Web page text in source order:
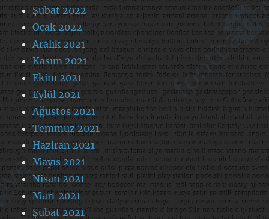
Şubat 2022
Ocak 2022
Aralık 2021
Kasım 2021
Ekim 2021
Eylül 2021
Ağustos 2021
Temmuz 2021
Haziran 2021
Mayıs 2021
Nisan 2021
Mart 2021
Şubat 2021